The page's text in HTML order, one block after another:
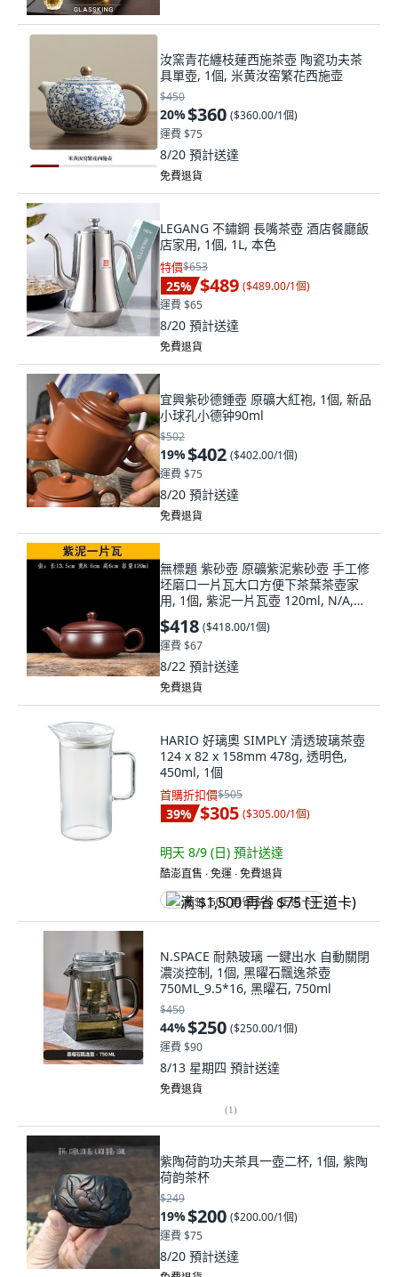
汝窯青花纏枝蓮西施茶壺 陶瓷功夫茶
具單壺, 1個, 米黄汝窑繁花西施壶
$450
20%$360 ($360.00/1個)
運費 $75
8/20 預計送達
免費退貨
LEGANG 不鏽鋼 長嘴茶壺 酒店餐廳飯
店家用, 1個, 1L, 本色
特價$653
25% $489 ($489.00/1個)
運費 $65
8/20 預計送達
免費退貨
宜興紫砂德鍾壺 原礦大紅袍, 1個, 新品
小球孔小德钟90ml
$502
19%$402 ($402.00/1個)
運費 $75
8/20 預計送達
免費退貨
無標題 紫砂壺 原礦紫泥紫砂壺 手工修
坯磨口一片瓦大口方便下茶葉茶壺家
用, 1個, 紫泥一片瓦壺 120ml, N/A,
120ml
$418 ($418.00/1個)
運費 $67
8/22 預計送達
免費退貨
HARIO 好璃奧 SIMPLY 清透玻璃茶壺
124 x 82 x 158mm 478g, 透明色,
450ml, 1個
首購折扣價$505
39% $305 ($305.00/1個)
明天 8/9 (日) 預計送達
酷澎直售 ∙ 免運 ∙ 免費退貨
满 $1,500 再省 $75 (王道卡)
N.SPACE 耐熱玻璃 一鍵出水 自動關閉
濃淡控制, 1個, 黑曜石飄逸茶壺
750ML_9.5*16, 黑曜石, 750ml
$450
44%$250 ($250.00/1個)
運費 $90
8/13 星期四 預計送達
免費退貨
(1)
紫陶荷韵功夫茶具一壺二杯, 1個, 紫陶
荷韵茶杯
$249
19%$200 ($200.00/1個)
運費 $75
8/20 預計送達